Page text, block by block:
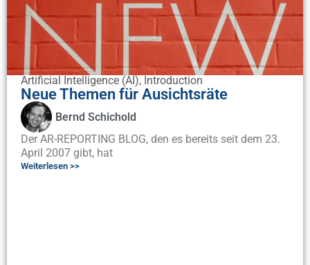
Artificial Intelligence (AI), Introduction
Neue Themen für Ausichtsräte
Bernd Schichold
Der AR-REPORTING BLOG, den es bereits seit dem 23.
April 2007 gibt, hat
Weiterlesen >>